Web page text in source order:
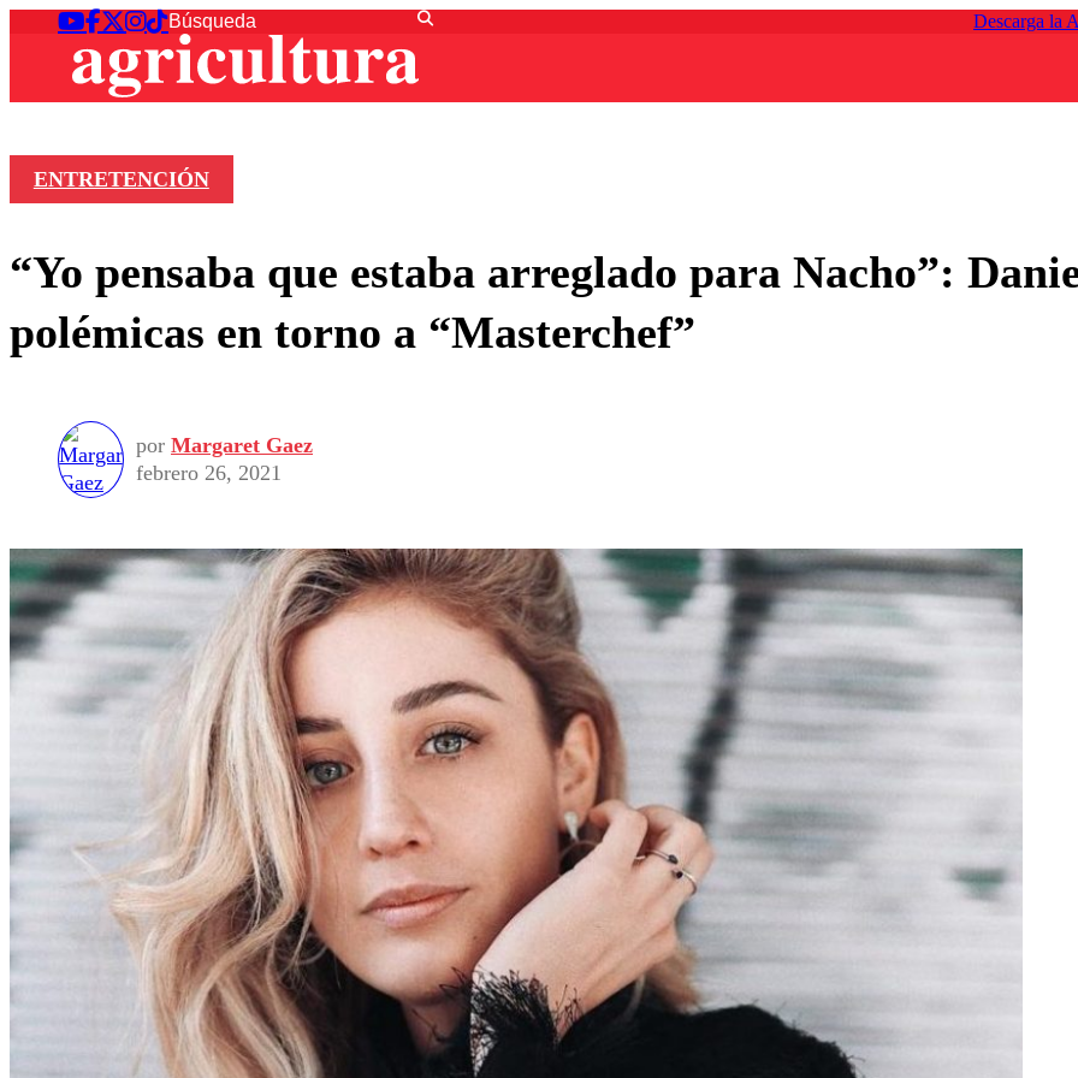
Descarga la
ENTRETENCIÓN
“Yo pensaba que estaba arreglado para Nacho”:
polémicas en torno a “Masterchef”
por Margaret Gaez
febrero 26, 2021